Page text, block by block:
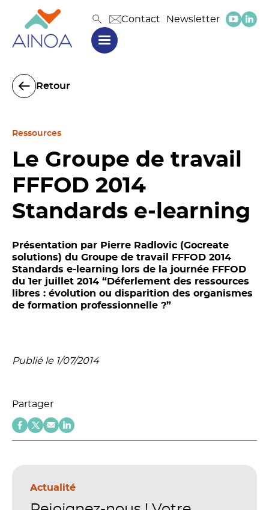
Contact Newsletter
Retour
Ressources
Le Groupe de travail
FFFOD 2014
Standards e-learning
Présentation par Pierre Radlovic (Gocreate
solutions) du Groupe de travail FFFOD 2014
Standards e-learning lors de la journée FFFOD
du 1er juillet 2014 “Déferlement des ressources
libres : évolution ou disparition des organismes
de formation professionnelle ?”
Publié le 1/07/2014
Partager
Actualité